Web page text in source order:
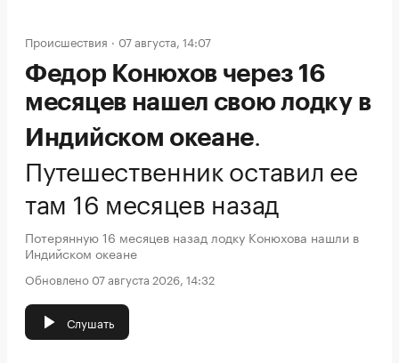
Происшествия 07 августа, 14:07
Федор Конюхов через 16
месяцев нашел свою лодку в
Индийском океане.
Путешественник оставил ее
там 16 месяцев назад
Потерянную 16 месяцев назад лодку Конюхова нашли в
Индийском океане
Обновлено 07 августа 2026, 14:32
Слушать